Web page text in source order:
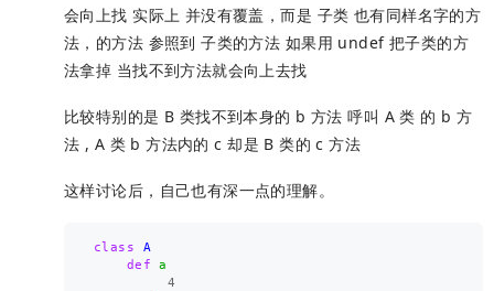
会向上找 实际上 并没有覆盖，而是 子类 也有同样名字的方
法，的方法 参照到 子类的方法 如果用 undef 把子类的方
法拿掉 当找不到方法就会向上去找
比较特别的是 B 类找不到本身的 b 方法 呼叫 A 类 的 b 方
法 , A 类 b 方法内的 c 却是 B 类的 c 方法
这样讨论后，自己也有深一点的理解。
class
A
def
a
4